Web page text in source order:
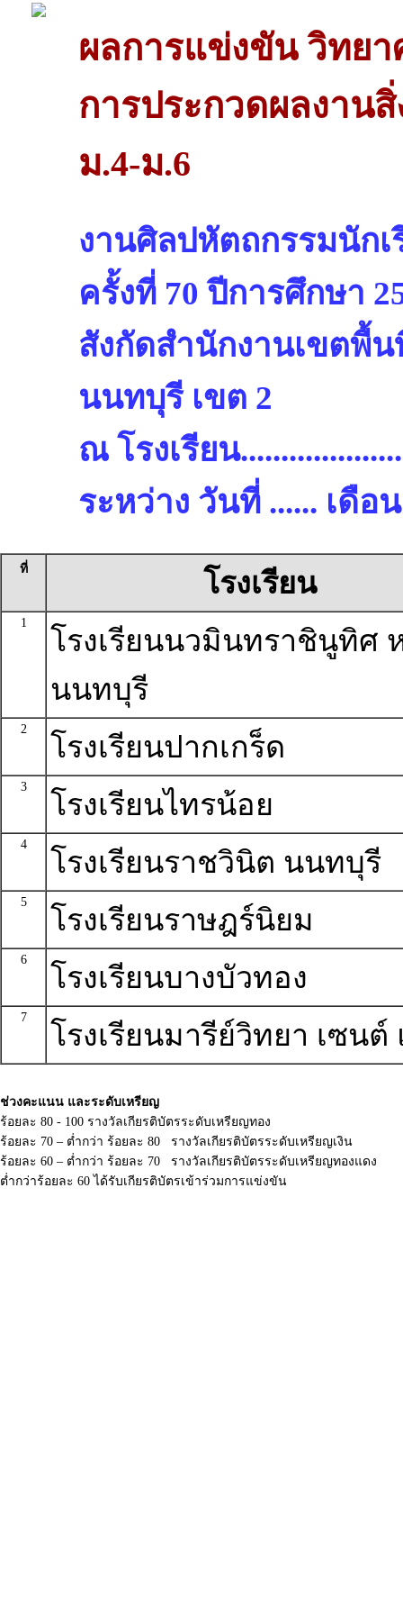
ผลการแข่งขัน วิทย
การประกวดผลงาน
ม.4-ม.6
งานศิลปหัตถกรรมนัก
ครั้งที่ 70 ปีการศึกษา
สังกัดสำนักงานเขตพื้
นนทบุรี เขต 2
ณ โรงเรียน
ระหว่าง วันที่ ...... เดือ
ที่ โรงเรียน
1
โรงเรียนนวมินทราชินูทิศ
นนทบุรี
2
โรงเรียนปากเกร็ด
3
โรงเรียนไทรน้อย
4
โรงเรียนราชวินิต นนทบุรี
5
โรงเรียนราษฎร์นิยม
6
โรงเรียนบางบัวทอง
7
โรงเรียนมารีย์วิทยา เซนต์
ช่วงคะแนน และระดับเหรียญ
ร้อยละ 80 - 100 รางวัลเกียรติบัตรระดับเหรียญทอง
ร้อยละ 70 – ต่ำกว่า ร้อยละ 80 รางวัลเกียรติบัตรระดับเหรียญเงิน
ร้อยละ 60 – ต่ำกว่า ร้อยละ 70 รางวัลเกียรติบัตรระดับเหรียญทองแดง
ต่ำกว่าร้อยละ 60 ได้รับเกียรติบัตรเข้าร่วมการแข่งขัน